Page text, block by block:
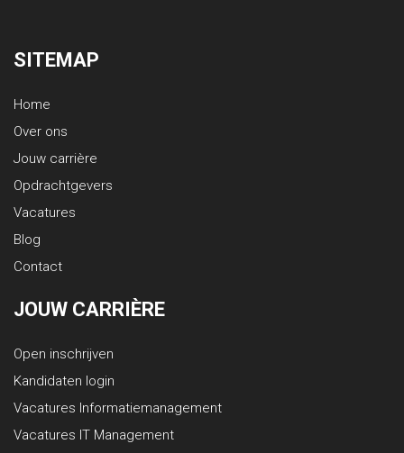
SITEMAP
Home
Over ons
Jouw carrière
Opdrachtgevers
Vacatures
Blog
Contact
JOUW CARRIÈRE
Open inschrijven
Kandidaten login
Vacatures Informatiemanagement
Vacatures IT Management